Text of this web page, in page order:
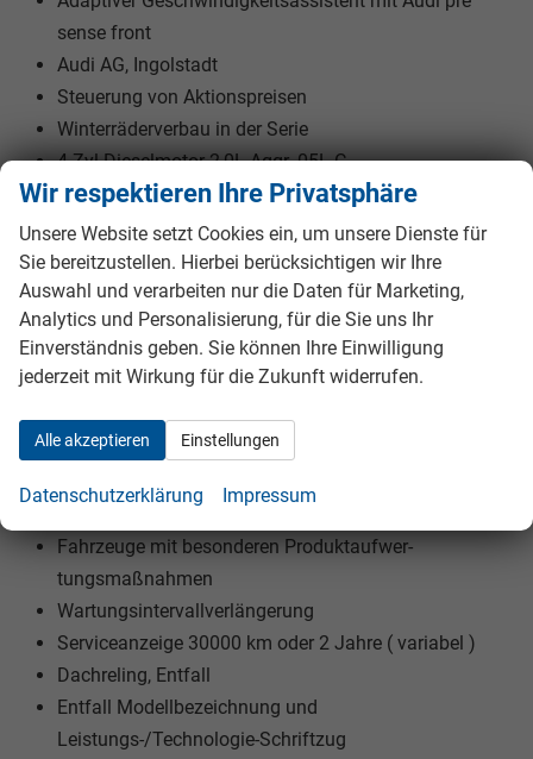
sense front
Audi AG, Ingolstadt
Steuerung von Aktionspreisen
Winterräderverbau in der Serie
4 Zyl.Dieselmotor 2,0L Aggr. 05L.C
Entriegelung Hintersitz Standard
Reifen ohne Festlegung der Reifenmarke
Fußhebelwerk
Fußgänger- und Radfahrerschutzmaßnahmen
erweitert und vorausschauend
Sondersteuerung I/VP
Steuerungsnummer 8
schwarz-schwarz/schwarz-
schwarz/schwarz/titangrau
Rechtsverkehr
Fahrzeuge mit besonderen Produktaufwer-
tungsmaßnahmen
Wartungsintervallverlängerung
Serviceanzeige 30000 km oder 2 Jahre ( variabel )
Dachreling, Entfall
Entfall Modellbezeichnung und
Leistungs-/Technologie-Schriftzug
Wir respektieren Ihre Privatsphäre
Unsere Website setzt Cookies ein, um unsere Dienste für
Sie bereitzustellen. Hierbei berücksichtigen wir Ihre
Auswahl und verarbeiten nur die Daten für Marketing,
Analytics und Personalisierung, für die Sie uns Ihr
Einverständnis geben. Sie können Ihre Einwilligung
jederzeit mit Wirkung für die Zukunft widerrufen.
Alle akzeptieren Einstellungen
Datenschutzerklärung Impressum